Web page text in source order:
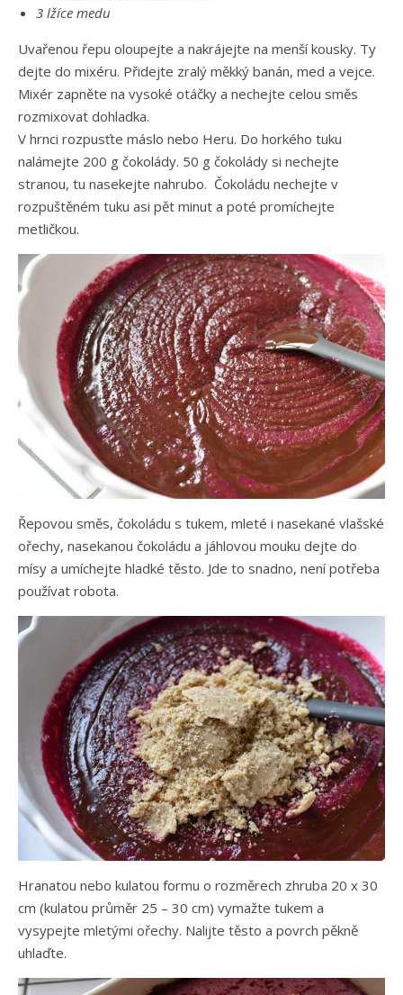
3 lžíce medu
Uvařenou řepu oloupejte a nakrájejte na menší kousky. Ty
dejte do mixéru. Přidejte zralý měkký banán, med a vejce.
Mixér zapněte na vysoké otáčky a nechejte celou směs
rozmixovat dohladka.
V hrnci rozpusťte máslo nebo Heru. Do horkého tuku
nalámejte 200 g čokolády. 50 g čokolády si nechejte
stranou, tu nasekejte nahrubo. Čokoládu nechejte v
rozpuštěném tuku asi pět minut a poté promíchejte
metličkou.
Řepovou směs, čokoládu s tukem, mleté i nasekané vlašské
ořechy, nasekanou čokoládu a jáhlovou mouku dejte do
mísy a umíchejte hladké těsto. Jde to snadno, není potřeba
používat robota.
Hranatou nebo kulatou formu o rozměrech zhruba 20 x 30
cm (kulatou průměr 25 – 30 cm) vymažte tukem a
vysypejte mletými ořechy. Nalijte těsto a povrch pěkně
uhlaďte.